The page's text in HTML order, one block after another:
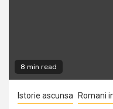
8 min read
Istorie ascunsa Romani